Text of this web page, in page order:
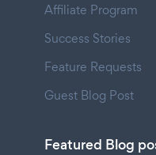
Affiliate Program
Success Stories
Feature Requests
Guest Blog Post
Featured Blog